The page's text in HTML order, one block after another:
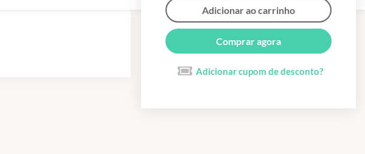
Adicionar ao carrinho
Comprar agora
Adicionar cupom de desconto?